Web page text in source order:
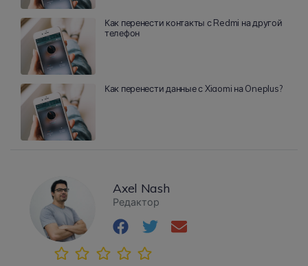
Как перенести контакты с Redmi на другой
телефон
Как перенести данные с Xiaomi на Oneplus?
Axel Nash
Редактор